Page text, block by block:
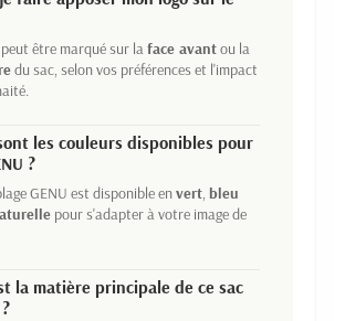
être marqué sur laface avantou la
du sac, selon vos préférences et l'impact
les couleurs disponibles pour
?
GENU est disponible envert, bleu
pour s'adapter à votre image de
la matière principale de ce sac